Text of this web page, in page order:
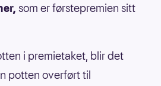
som er førstepremien sitt
i premietaket, blir det
potten overført til